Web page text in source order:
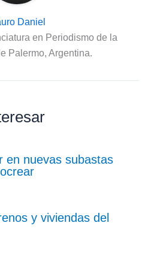
Daniel
en Periodismo de la
Palermo, Argentina.
en nuevas subastas
y viviendas del